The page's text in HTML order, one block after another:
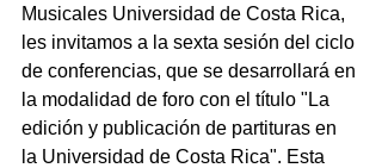
Musicales Universidad de Costa Rica,
les invitamos a la sexta sesión del ciclo
de conferencias, que se desarrollará en
la modalidad de foro con el título "La
edición y publicación de partituras en
la Universidad de Costa Rica". Esta